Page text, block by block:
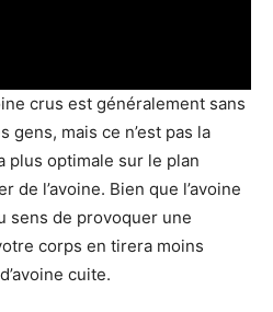
crus est généralement sans
mais ce n’est pas la
plus optimale sur le plan
de l’avoine. Bien que l’avoine
sens de provoquer une
corps en tirera moins
cuite.